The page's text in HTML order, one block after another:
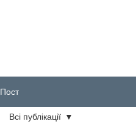
Пост
Всі публікації